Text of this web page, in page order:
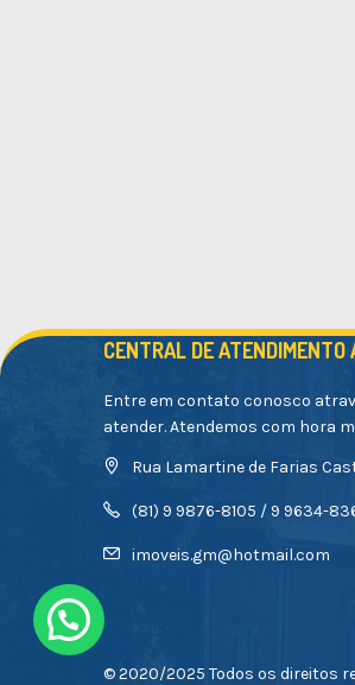
CENTRAL DE ATENDIMENTO
Entre em contato conosco
atender. Atendemos com hora
Rua Lamartine de Farias
(81) 9 9876-8105 / 9 9634-
imoveis.gm@hotmail.com
© 2020/2025 Todos os direitos